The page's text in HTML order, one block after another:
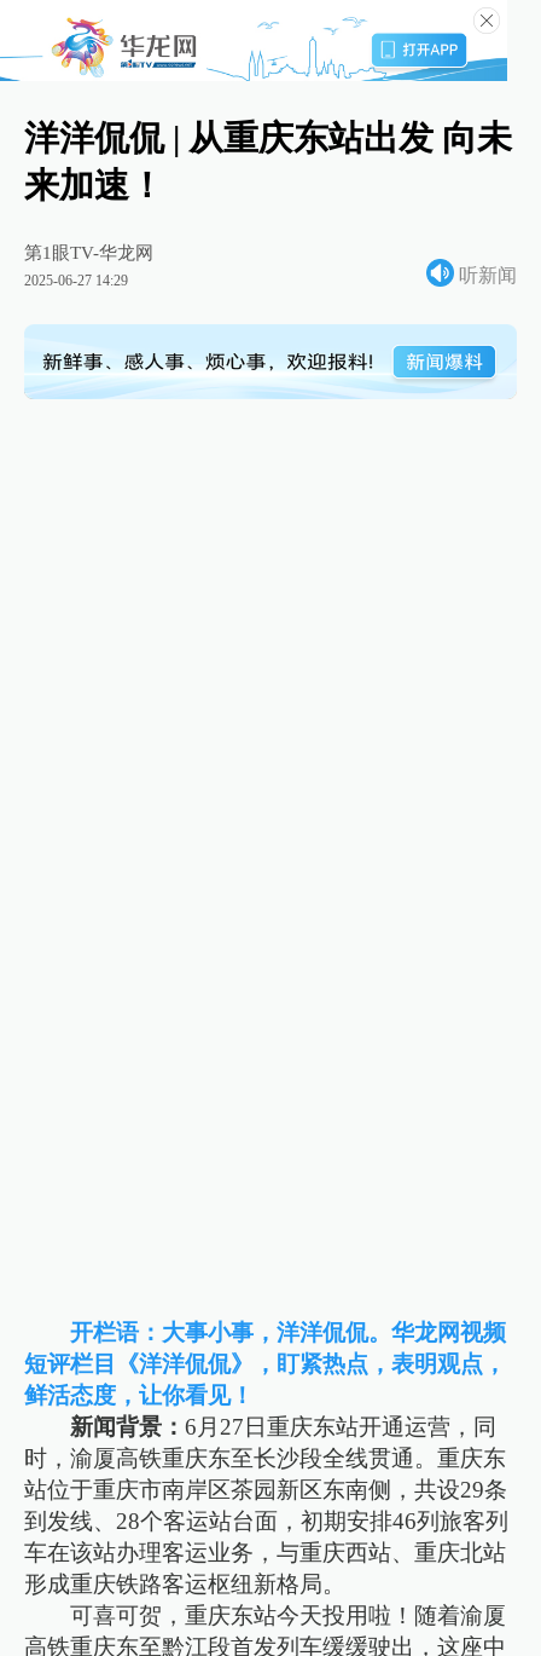
洋洋侃侃 | 从重庆东站出发 向未
来加速！
第1眼TV-华龙网
2025-06-27 14:29 听新闻
开栏语：大事小事，洋洋侃侃。华龙网视频
短评栏目《洋洋侃侃》，盯紧热点，表明观点，
鲜活态度，让你看见！
新闻背景：6月27日重庆东站开通运营，同
时，渝厦高铁重庆东至长沙段全线贯通。重庆东
站位于重庆市南岸区茶园新区东南侧，共设29条
到发线、28个客运站台面，初期安排46列旅客列
车在该站办理客运业务，与重庆西站、重庆北站
形成重庆铁路客运枢纽新格局。
可喜可贺，重庆东站今天投用啦！随着渝厦
高铁重庆东至黔江段首发列车缓缓驶出，这座中